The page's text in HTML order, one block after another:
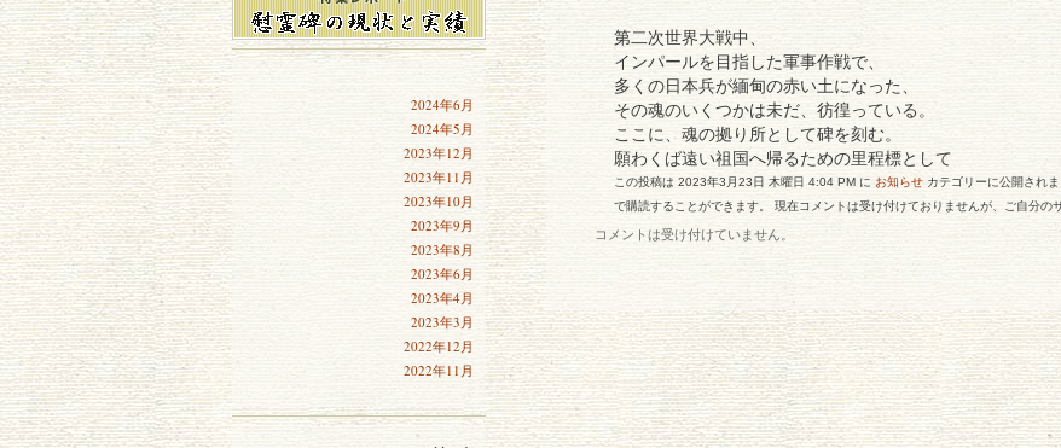
2024年6月
2024年5月
2023年12月
2023年11月
2023年10月
2023年9月
2023年8月
2023年6月
2023年4月
2023年3月
2022年12月
2022年11月
第二次世界大戦中、
インパールを目指した軍事作戦で、
多くの日本兵が緬甸の赤い土になった、
その魂のいくつかは未だ、彷徨っている。
ここに、魂の拠り所として碑を刻む。
願わくば遠い祖国へ帰るための里程標として
この投稿は 2023年3月23日 木曜日 4:04 PM に お知らせ カテゴリーに公開され
で購読することができます。 現在コメントは受け付けておりませんが、ご自分の
コメントは受け付けていません。